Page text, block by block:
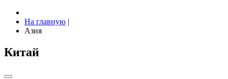
На главную |
Азия
Китай